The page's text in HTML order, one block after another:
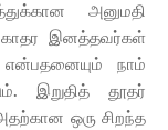
அனுமதி
இனத்தவர்கள்
நாம்
இறுதித் தூதர்
ஒரு சிறந்த